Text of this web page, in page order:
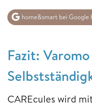
home&smart bei Google
Fazit:
CAREcules wird